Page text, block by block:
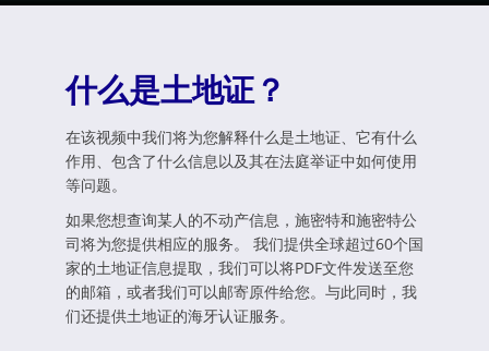
什么是土地证？
在该视频中我们将为您解释什么是土地证、它有什么
作用、包含了什么信息以及其在法庭举证中如何使用
等问题。
如果您想查询某人的不动产信息，施密特和施密特公
司将为您提供相应的服务。 我们提供全球超过60个国
家的土地证信息提取，我们可以将PDF文件发送至您
的邮箱，或者我们可以邮寄原件给您。与此同时，我
们还提供土地证的海牙认证服务。